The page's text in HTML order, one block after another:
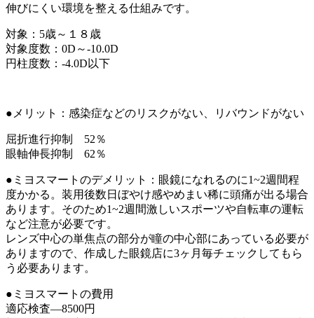
伸びにくい環境を整える仕組みです。
対象：5歳～１８歳
対象度数：0D～-10.0D
円柱度数：-4.0D以下
●メリット：感染症などのリスクがない、リバウンドがない
屈折進行抑制 52％
眼軸伸長抑制 62％
●ミヨスマートのデメリット：眼鏡になれるのに1~2週間程
度かかる。装用後数日ぼやけ感やめまい稀に頭痛が出る場合
あります。そのため1~2週間激しいスポーツや自転車の運転
など注意が必要です。
レンズ中心の単焦点の部分が瞳の中心部にあっている必要が
ありますので、作成した眼鏡店に3ヶ月毎チェックしてもら
う必要あります。
●ミヨスマートの費用
適応検査―8500円